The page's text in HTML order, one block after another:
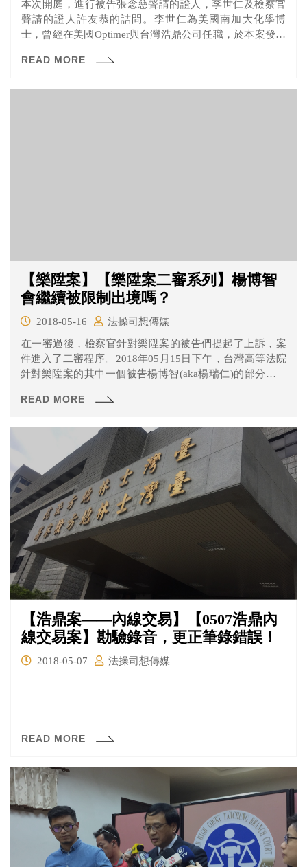
本次開庭，進行被告張念慈聲請的證人，李世仁及檢察官
聲請的證人許友恭的詰問。李世仁為美國南加大化學博
士，曾經在美國Optimer與台灣浩鼎公司任職，於本案發生
與台灣浩鼎公司的執行長。本次詰問重點在於，浩鼎公司
READ MORE
【樂陞案】【樂陞案二審系列】楊博智
會繼續被限制出境嗎？
2018-05-16
法操司想傳媒
​在一審過後，檢察官針對樂陞案的被告們提起了上訴，案
件進入了二審程序。2018年05月15日下午，台灣高等法院
針對樂陞案的其中一個被告楊博智(aka楊瑞仁)的部分進行
太輕，律師則反對 在一審時，楊博智被判處2年有期徒刑，
告楊博智的一審判決太輕，不足以達到威嚇的效果，因此
上訴。相反地，律師則認為楊博智一審坦承不諱，且繳交
犯罪所得、也有自白，這樣的刑度應該合理。
READ MORE
【浩鼎案——內線交易】【0507浩鼎內
線交易案】勘驗錄音，更正筆錄錯誤！
2018-05-07 法操司想傳媒
READ MORE